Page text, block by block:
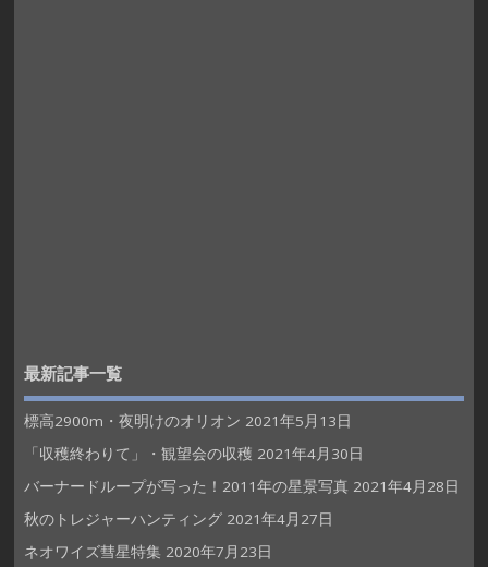
最新記事一覧
標高2900m・夜明けのオリオン 2021年5月13日
「収穫終わりて」・観望会の収穫 2021年4月30日
バーナードループが写った！2011年の星景写真 2021年4月28日
秋のトレジャーハンティング 2021年4月27日
ネオワイズ彗星特集 2020年7月23日